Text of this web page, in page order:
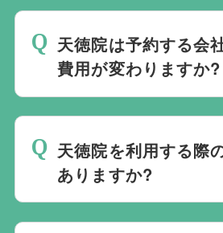
です。自社会館を持たな
社会館を勧めることなく
きます。
すすめの式場をご紹介さ
す。また、式場でご葬儀
的ですが、どこで葬儀を
ており必ずしも式場を借
く、近年では自宅でご葬
選ばれる方もいます。私
ご希望がありましたら遠
天徳院は予約する会
費用が変わりますか?
ら予約をしても式場利用
天徳院を利用する際
ありますか?